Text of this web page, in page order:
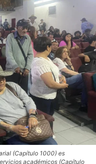
(Capítulo 1000) es
académicos (Capítulo